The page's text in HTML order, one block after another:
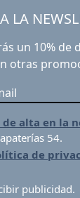
LA
un 10% de
otras
alta en la
54.
de
publicidad.